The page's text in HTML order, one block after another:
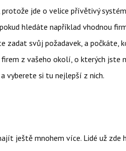
jde o velice přívětivý
hledáte například vhodnou
zadat svůj požadavek, a počkáte,
z vašeho okolí, o kterých jste
vyberete si tu nejlepší z nich.
ještě mnohem více. Lidé už zde